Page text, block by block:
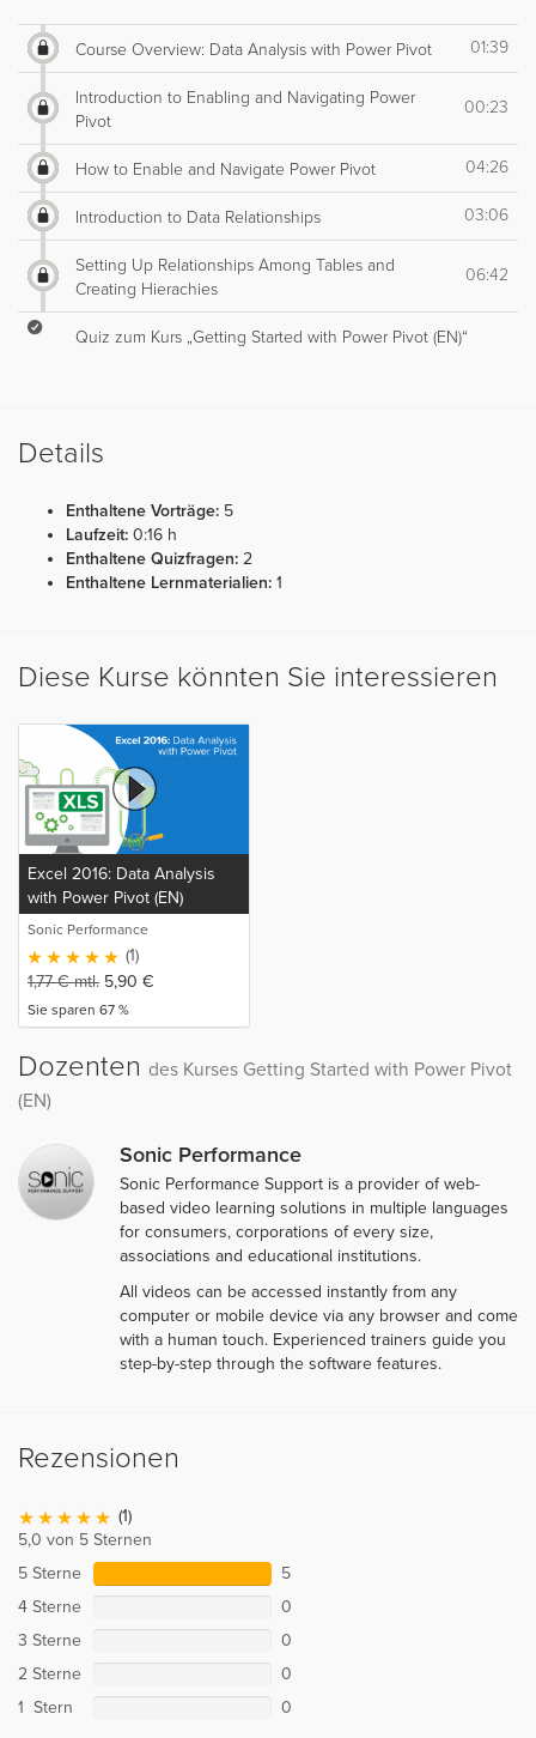
Course Overview: Data Analysis with Power Pivot 01:39
Introduction to Enabling and Navigating Power
Pivot
00:23
How to Enable and Navigate Power Pivot 04:26
Introduction to Data Relationships 03:06
Setting Up Relationships Among Tables and
Creating Hierachies
06:42
Quiz zum Kurs „Getting Started with Power Pivot (EN)“
Details
Enthaltene Vorträge: 5
Laufzeit: 0:16 h
Enthaltene Quizfragen: 2
Enthaltene Lernmaterialien: 1
Diese Kurse könnten Sie interessieren
Excel 2016: Data Analysis
with Power Pivot (EN)
Sonic Performance
(1)
1,77€mtl. 5,90 €
Sie sparen 67 %
Dozenten des Kurses Getting Started with Power Pivot
(EN)
Sonic Performance
Sonic Performance Support is a provider of web-
based video learning solutions in multiple languages
for consumers, corporations of every size,
associations and educational institutions.
All videos can be accessed instantly from any
computer or mobile device via any browser and come
with a human touch. Experienced trainers guide you
step-by-step through the software features.
Rezensionen
(1)
5,0 von 5 Sternen
5 Sterne
5
4 Sterne
0
3 Sterne
0
2 Sterne
0
1 Stern
0